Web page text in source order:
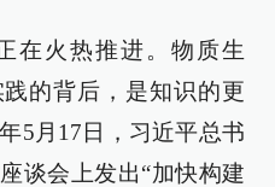
在火热推进。物质生
的背后，是知识的更
5月17日，习近平总书
谈会上发出“加快构建